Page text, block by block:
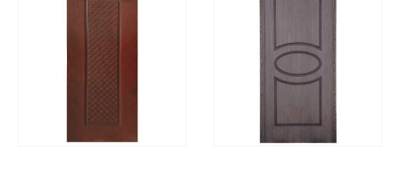
ΓΡΉΓΟΡΗ ΔΙΑΒΆΣΤΕ
ΓΡΉΓΟΡΗ